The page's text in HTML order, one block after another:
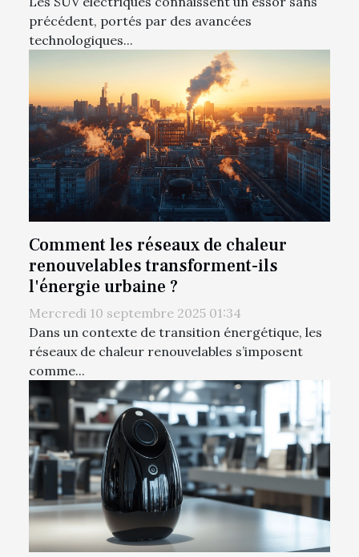
précédent, portés par des avancées
technologiques...
Comment les réseaux de chaleur
renouvelables transforment-ils
l'énergie urbaine ?
Mercredi 10 septembre 2025 01:34
Dans un contexte de transition énergétique, les
réseaux de chaleur renouvelables s’imposent
comme...